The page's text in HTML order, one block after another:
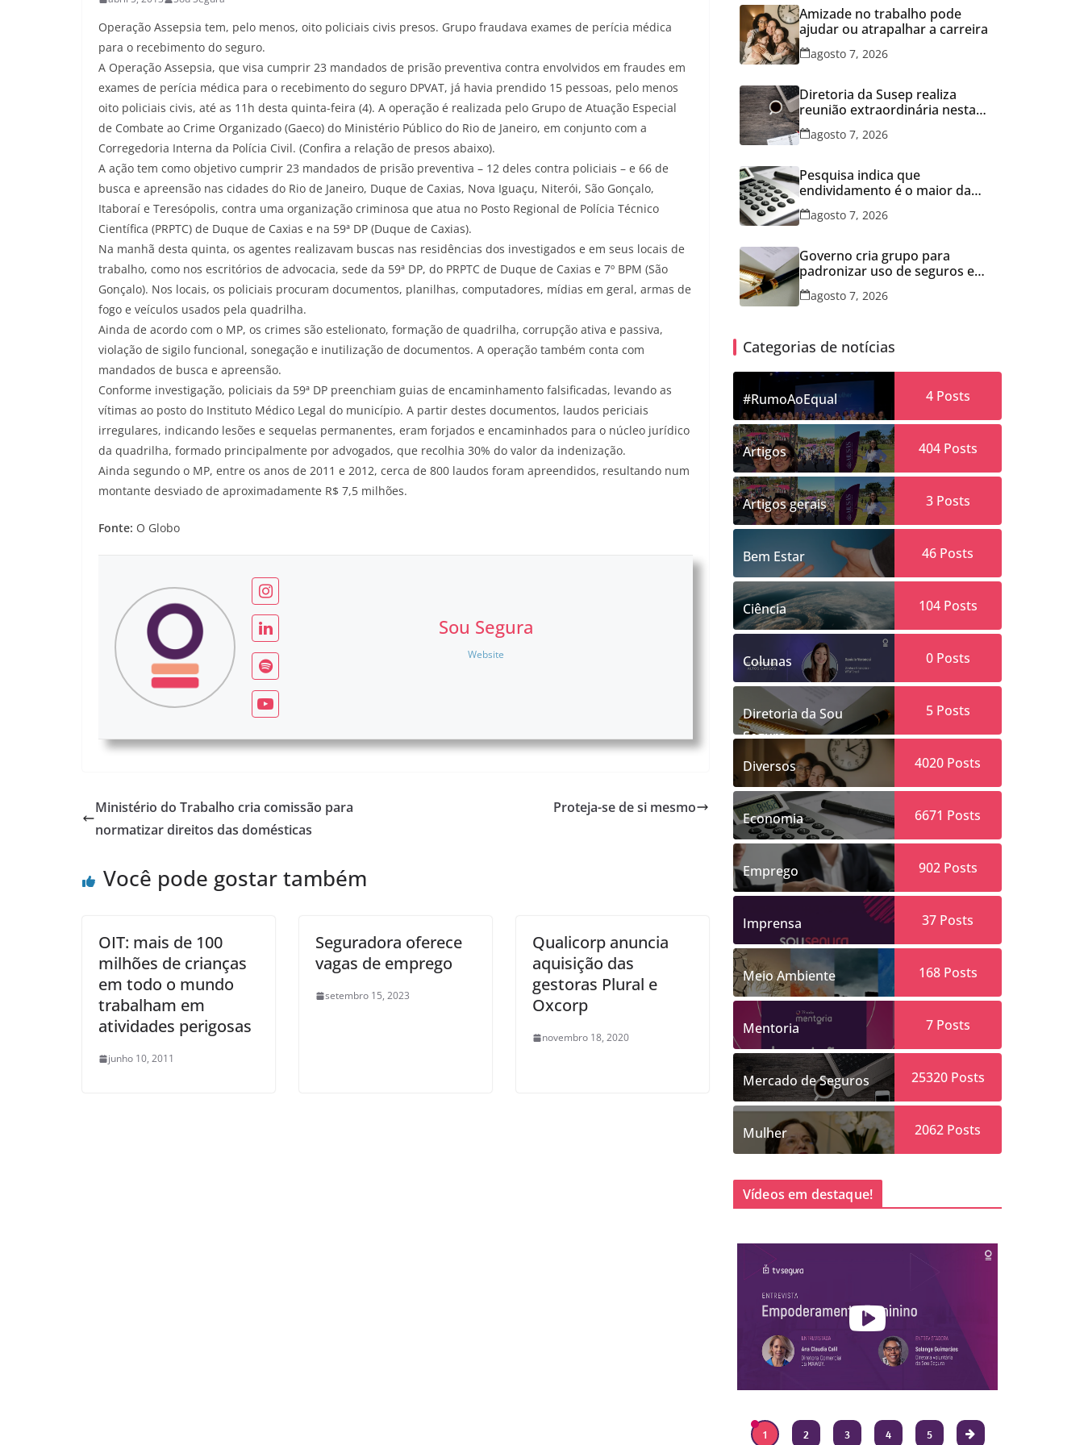
Operação Assepsia tem, pelo menos, oito policiais civis presos. Grupo fraudava exames de perícia médica
para o recebimento do seguro.
A Operação Assepsia, que visa cumprir 23 mandados de prisão preventiva contra envolvidos em fraudes em
exames de perícia médica para o recebimento do seguro DPVAT, já havia prendido 15 pessoas, pelo menos
oito policiais civis, até as 11h desta quinta-feira (4). A operação é realizada pelo Grupo de Atuação Especial
de Combate ao Crime Organizado (Gaeco) do Ministério Público do Rio de Janeiro, em conjunto com a
Corregedoria Interna da Polícia Civil. (Confira a relação de presos abaixo).
A ação tem como objetivo cumprir 23 mandados de prisão preventiva – 12 deles contra policiais – e 66 de
busca e apreensão nas cidades do Rio de Janeiro, Duque de Caxias, Nova Iguaçu, Niterói, São Gonçalo,
Itaboraí e Teresópolis, contra uma organização criminosa que atua no Posto Regional de Polícia Técnico
Científica (PRPTC) de Duque de Caxias e na 59ª DP (Duque de Caxias).
Na manhã desta quinta, os agentes realizavam buscas nas residências dos investigados e em seus locais de
trabalho, como nos escritórios de advocacia, sede da 59ª DP, do PRPTC de Duque de Caxias e 7º BPM (São
Gonçalo). Nos locais, os policiais procuram documentos, planilhas, computadores, mídias em geral, armas de
fogo e veículos usados pela quadrilha.
Ainda de acordo com o MP, os crimes são estelionato, formação de quadrilha, corrupção ativa e passiva,
violação de sigilo funcional, sonegação e inutilização de documentos. A operação também conta com
mandados de busca e apreensão.
Conforme investigação, policiais da 59ª DP preenchiam guias de encaminhamento falsificadas, levando as
vítimas ao posto do Instituto Médico Legal do município. A partir destes documentos, laudos periciais
irregulares, indicando lesões e sequelas permanentes, eram forjados e encaminhados para o núcleo jurídico
da quadrilha, formado principalmente por advogados, que recolhia 30% do valor da indenização.
Ainda segundo o MP, entre os anos de 2011 e 2012, cerca de 800 laudos foram apreendidos, resultando num
montante desviado de aproximadamente R$ 7,5 milhões.
Fonte: O Globo
Sou Segura
Website
Ministério do Trabalho cria comissão para
normatizar direitos das domésticas
Proteja-se de si mesmo
Você pode gostar também
OIT: mais de 100
milhões de crianças
em todo o mundo
trabalham em
atividades perigosas
junho 10, 2011
Seguradora oferece
vagas de emprego
setembro 15, 2023
Qualicorp anuncia
aquisição das
gestoras Plural e
Oxcorp
novembro 18, 2020
Amizade no trabalho pode
ajudar ou atrapalhar a carreira
agosto 7, 2026
Diretoria da Susep realiza
reunião extraordinária nesta
sexta-feira
agosto 7, 2026
Pesquisa indica que
endividamento é o maior da
série histórica
agosto 7, 2026
Governo cria grupo para
padronizar uso de seguros em
concessões
agosto 7, 2026
Categorias de notícias
#RumoAoEqual 4Posts
Artigos 404Posts
Artigos gerais 3Posts
Bem Estar 46 Posts
Ciência 104Posts
Colunas 0Posts
Diretoria da Sou
Segura
5Posts
Diversos 4020 Posts
Economia 6671 Posts
Emprego 902Posts
Imprensa 37 Posts
Meio Ambiente 168Posts
Mentoria 7Posts
Mercado de Seguros 25320Posts
Mulher 2062 Posts
Vídeos em destaque!
1 2 3 4 5